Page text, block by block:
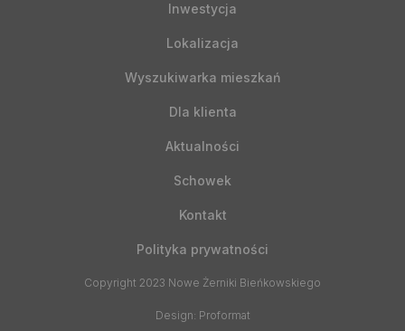
Inwestycja
Lokalizacja
Wyszukiwarka mieszkań
Dla klienta
Aktualności
Schowek
Kontakt
Polityka prywatności
Copyright 2023 Nowe Żerniki Bieńkowskiego
Design: Proformat